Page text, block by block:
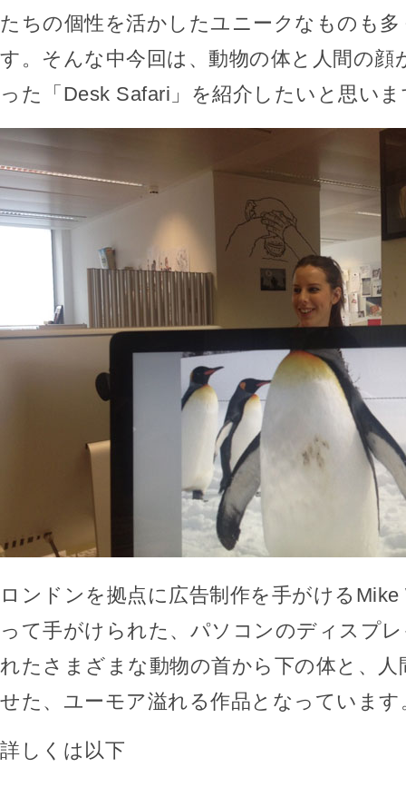
たちの個性を活かしたユニークなものも
す。そんな中今回は、動物の体と人間の顔
った「Desk Safari」を紹介したいと思いま
ロンドンを拠点に広告制作を手がける
って手がけられた、パソコンのディスプ
れたさまざまな動物の首から下の体と、人
せた、ユーモア溢れる作品となっています
詳しくは以下